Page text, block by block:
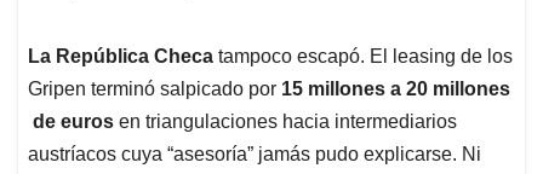
La República Checa tampoco escapó. El leasing de los
Gripen terminó salpicado por 15 millones a 20 millones
de euros en triangulaciones hacia intermediarios
austríacos cuya “asesoría” jamás pudo explicarse. Ni